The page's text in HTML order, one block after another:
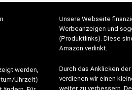
werden,
Uhrzeit)
Unsere Webseite
Werbeanzeigen und
(Produktlinks). Diese
Amazon verlinkt.
Durch das Anklicken
verdienen wir einen
weiter zu verbessern.